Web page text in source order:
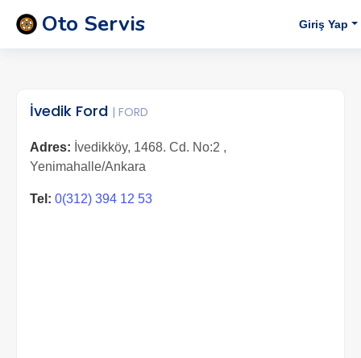
Oto Servis Giriş Yap
İvedik Ford | FORD
Adres: İvedikköy, 1468. Cd. No:2 ,
Yenimahalle/Ankara
Tel: 0(312) 394 12 53